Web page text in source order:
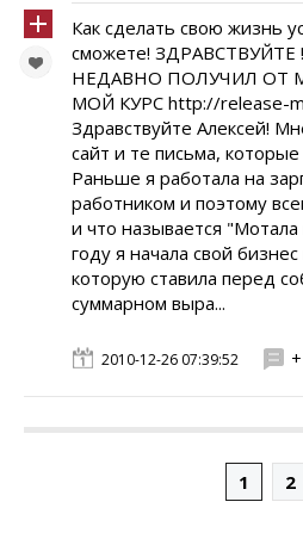
Как сделать свою жизнь
сможете!
НЕДАВНО ПОЛУЧИЛ ОТ
МОЙ КУРС http://release-
Здравствуйте Алексей!
сайт и те письма,
Раньше я работала на
работником и поэтому
и что называется "Мотала
году я начала свой
которую ставила перед
суммарном выра...
2010-12-26 07:39:52
1 2